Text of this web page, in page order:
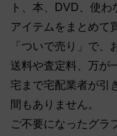
ト、本、DVD、使
アイテムをまとめて
「ついで売り」で、
送料や査定料、万が
宅まで宅配業者が引
間もありません。
ご不要になったグラ